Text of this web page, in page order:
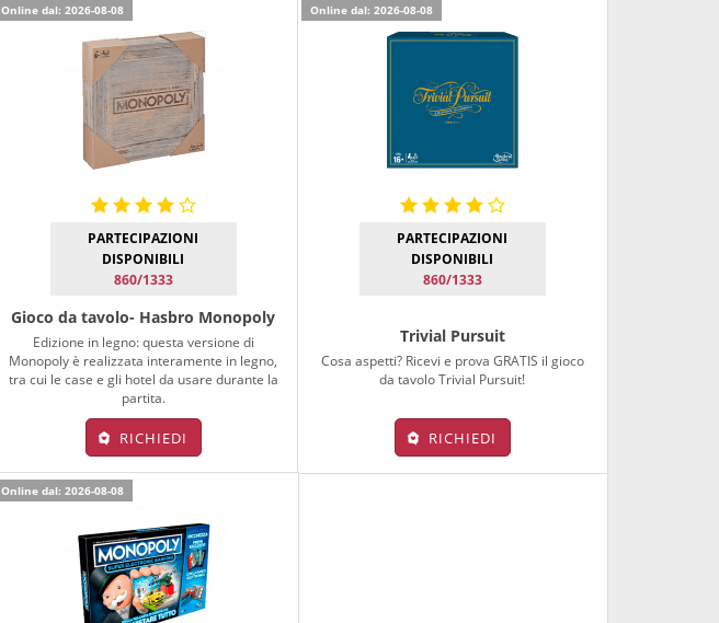
Online dal: 2026-08-08
PARTECIPAZIONI
DISPONIBILI
860/1333
Gioco da tavolo- Hasbro Monopoly
Edizione in legno: questa versione di
Monopoly è realizzata interamente in legno,
tra cui le case e gli hotel da usare durante la
partita.
RICHIEDI
Online dal: 2026-08-08
PARTECIPAZIONI
DISPONIBILI
860/1333
Trivial Pursuit
Cosa aspetti? Ricevi e prova GRATIS il gioco
da tavolo Trivial Pursuit!
RICHIEDI
Online dal: 2026-08-08